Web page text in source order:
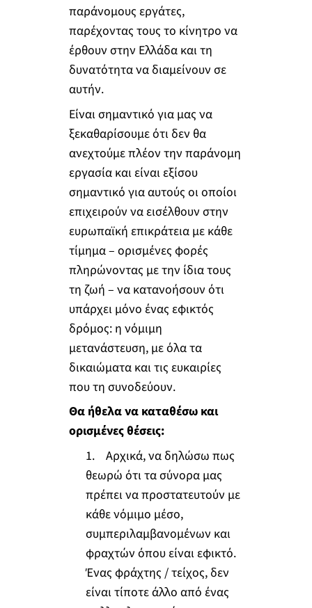
παράνομους εργάτες,
παρέχοντας τους το κίνητρο να
έρθουν στην Ελλάδα και τη
δυνατότητα να διαμείνουν σε
αυτήν.
Είναι σημαντικό για μας να
ξεκαθαρίσουμε ότι δεν θα
ανεχτούμε πλέον την παράνομη
εργασία και είναι εξίσου
σημαντικό για αυτούς οι οποίοι
επιχειρούν να εισέλθουν στην
ευρωπαϊκή επικράτεια με κάθε
τίμημα – ορισμένες φορές
πληρώνοντας με την ίδια τους
τη ζωή – να κατανοήσουν ότι
υπάρχει μόνο ένας εφικτός
δρόμος: η νόμιμη
μετανάστευση, με όλα τα
δικαιώματα και τις ευκαιρίες
που τη συνοδεύουν.
Θα ήθελα να καταθέσω και
ορισμένες θέσεις:
1. Αρχικά, να δηλώσω πως
θεωρώ ότι τα σύνορα μας
πρέπει να προστατευτούν με
κάθε νόμιμο μέσο,
συμπεριλαμβανομένων και
φραχτών όπου είναι εφικτό.
Ένας φράχτης / τείχος, δεν
είναι τίποτε άλλο από ένας